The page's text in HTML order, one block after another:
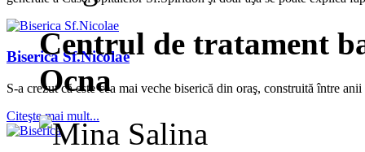
Biserica Sf.Nicolae
S-a crezut că este cea mai veche biserică din oraş, construită între
Citeşte mai mult...
Centrul de tratament
Ocna